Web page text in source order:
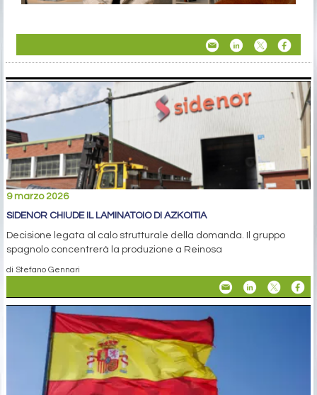
9 marzo 2026
SIDENOR CHIUDE IL LAMINATOIO DI AZKOITIA
Decisione legata al calo strutturale della domanda. Il gruppo
spagnolo concentrerà la produzione a Reinosa
di Stefano Gennari